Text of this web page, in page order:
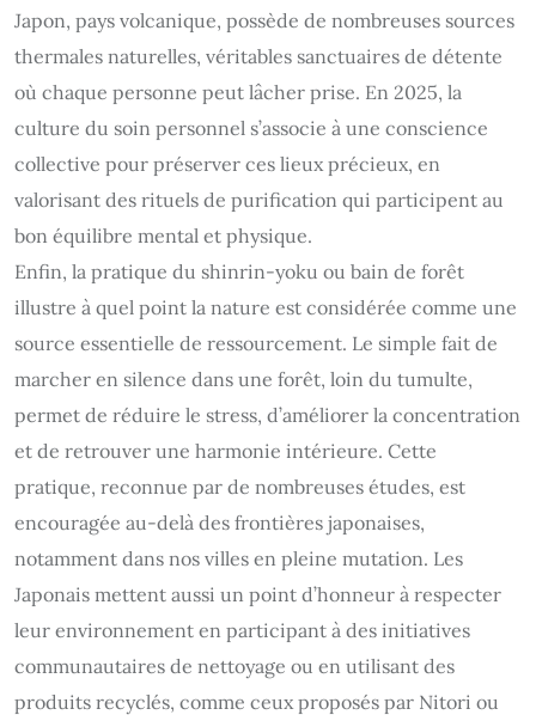
Japon, pays volcanique, possède de nombreuses sources
thermales naturelles, véritables sanctuaires de détente
où chaque personne peut lâcher prise. En 2025, la
culture du soin personnel s’associe à une conscience
collective pour préserver ces lieux précieux, en
valorisant des rituels de purification qui participent au
bon équilibre mental et physique.
Enfin, la pratique du shinrin-yoku ou bain de forêt
illustre à quel point la nature est considérée comme une
source essentielle de ressourcement. Le simple fait de
marcher en silence dans une forêt, loin du tumulte,
permet de réduire le stress, d’améliorer la concentration
et de retrouver une harmonie intérieure. Cette
pratique, reconnue par de nombreuses études, est
encouragée au-delà des frontières japonaises,
notamment dans nos villes en pleine mutation. Les
Japonais mettent aussi un point d’honneur à respecter
leur environnement en participant à des initiatives
communautaires de nettoyage ou en utilisant des
produits recyclés, comme ceux proposés par Nitori ou